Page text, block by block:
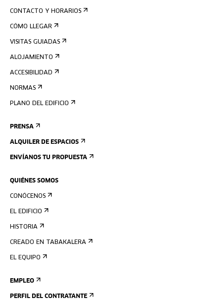
CONTACTO Y HORARIOS
CÓMO LLEGAR
VISITAS GUIADAS
ALOJAMIENTO
ACCESIBILIDAD
NORMAS
PLANO DEL EDIFICIO
PRENSA
ALQUILER DE ESPACIOS
ENVÍANOS TU PROPUESTA
QUIÉNES SOMOS
CONÓCENOS
EL EDIFICIO
HISTORIA
CREADO EN TABAKALERA
EL EQUIPO
EMPLEO
PERFIL DEL CONTRATANTE